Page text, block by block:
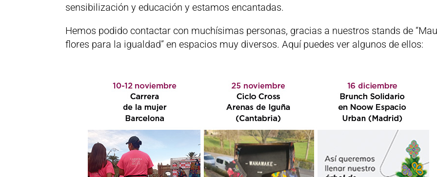
sensibilización y educación y estamos encantadas.
Hemos podido contactar con muchísimas personas, gracias a nuestros stands de
flores para la igualdad” en espacios muy diversos. Aquí puedes ver algunos de ellos: